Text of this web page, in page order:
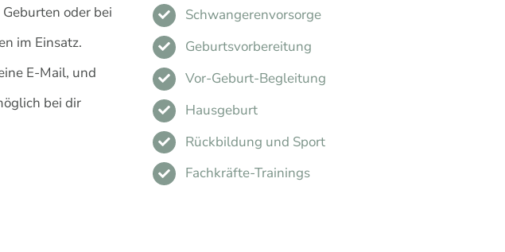
oder bei
im Einsatz.
E-Mail, und
bei dir
Schwangerenvorsorge
Geburtsvorbereitung
Vor-Geburt-Begleitung
Hausgeburt
Rückbildung und Sport
Fachkräfte-Trainings